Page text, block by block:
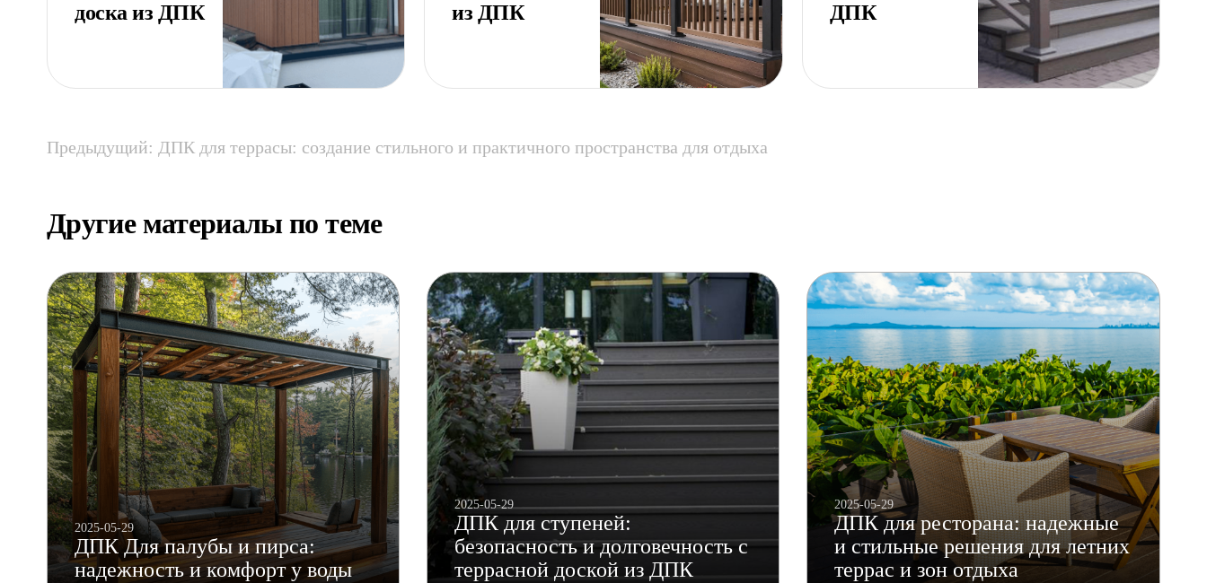
доска из ДПК
из ДПК
ДПК
Предыдущий: ДПК для террасы: создание стильного и практичного пространства для отдыха
Другие материалы по теме
2025-05-29
ДПК Для палубы и пирса:
надежность и комфорт у воды
2025-05-29
ДПК для ступеней:
безопасность и долговечность с
террасной доской из ДПК
2025-05-29
ДПК для ресторана: надежные
и стильные решения для летних
террас и зон отдыха